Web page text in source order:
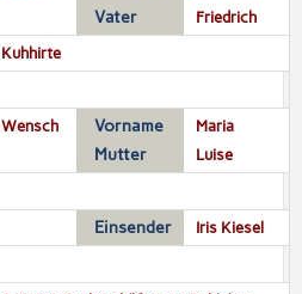
Vater
Friedrich
Kuhhirte
Wensch
Vorname
Mutter
Maria
Luise
Einsender Iris Kiesel